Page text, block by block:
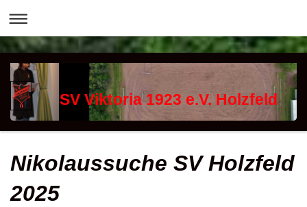
SV Viktoria 1923 e.V. Holzfeld
Nikolaussuche SV Holzfeld
2025